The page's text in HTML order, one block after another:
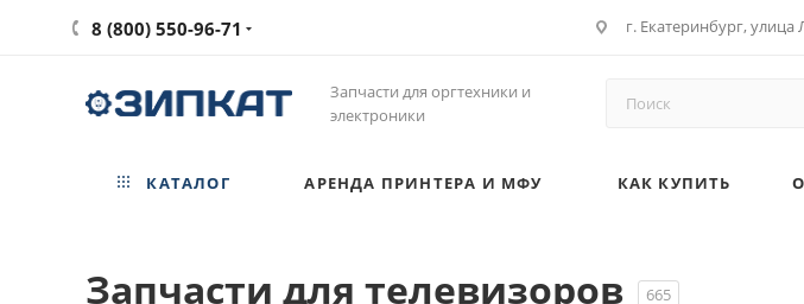
8 (800) 550-96-71 г. Екатеринбург,
Запчасти для оргтехники и
электроники
КАТАЛОГ АРЕНДА ПРИНТЕРА И МФУ КАК КУПИТЬ
Запчасти для телевизоров 665